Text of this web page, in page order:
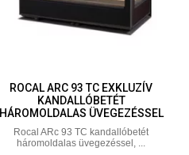
ROCAL ARC 93 TC EXKLUZÍV
KANDALLÓBETÉT
HÁROMOLDALAS ÜVEGEZÉSSEL
Rocal ARc 93 TC kandallóbetét
háromoldalas üvegezéssel, ...